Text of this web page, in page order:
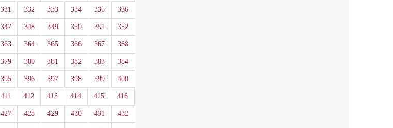
331 332 333 334 335 336
347 348 349 350 351 352
363 364 365 366 367 368
379 380 381 382 383 384
395 396 397 398 399 400
411 412 413 414 415 416
427 428 429 430 431 432